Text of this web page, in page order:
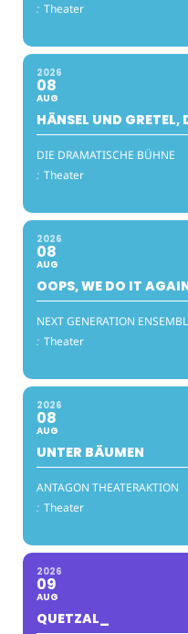
: Theater
2026
08
AUG
HÄNSEL UND
DIE DRAMATISCHE BÜHNE
: Theater
2026
08
AUG
OOPS, WE DO IT
NEXT GENERATION
: Theater
2026
08
AUG
UNTER BÄUMEN
ANTAGON THEATERAKTION
: Theater
2026
09
AUG
QUETZAL_